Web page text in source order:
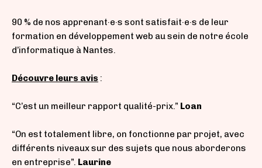
90 % de nos apprenant·e·s sont satisfait·e·s de leur
formation en développement web au sein de notre école
d’informatique à Nantes.
Découvre leurs avis :
“C’est un meilleur rapport qualité-prix.” Loan
“On est totalement libre, on fonctionne par projet, avec
différents niveaux sur des sujets que nous aborderons
en entreprise”. Laurine